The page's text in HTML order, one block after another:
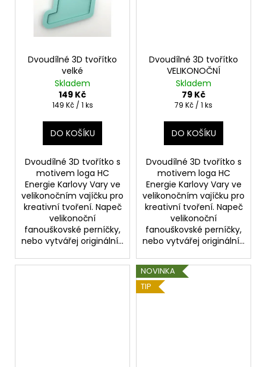
Dvoudílné 3D tvořítko
velké
Skladem
149 Kč
Měrná
149 Kč / 1 ks
DO KOŠÍKU
Dvoudílné 3D tvořítko s
motivem loga HC
Energie Karlovy Vary ve
velikonočním vajíčku pro
kreativní tvoření. Napeč
velikonoční
fanouškovské perníčky,
nebo vytvářej originální...
Dvoudílné 3D tvořítko
VELIKONOČNÍ
Skladem
79 Kč
Měrná
79 Kč / 1 ks
DO KOŠÍKU
Dvoudílné 3D tvořítko s
motivem loga HC
Energie Karlovy Vary ve
velikonočním vajíčku pro
kreativní tvoření. Napeč
velikonoční
fanouškovské perníčky,
nebo vytvářej originální...
NOVINKA
TIP